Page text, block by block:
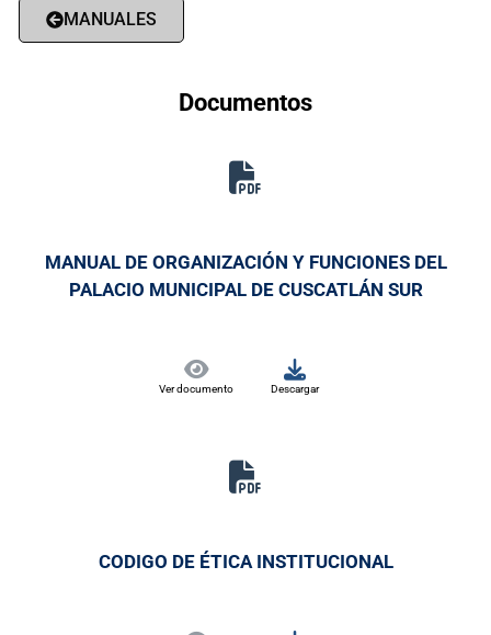
MANUALES
Documentos
MANUAL DE ORGANIZACIÓN Y FUNCIONES DEL
PALACIO MUNICIPAL DE CUSCATLÁN SUR
Ver documento Descargar
CODIGO DE ÉTICA INSTITUCIONAL